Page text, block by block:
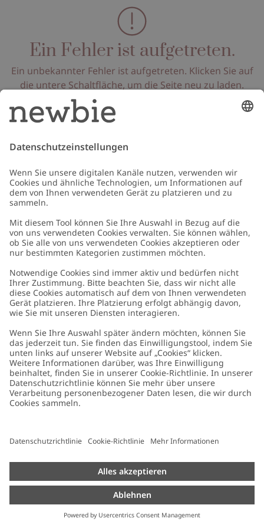
Ein Fehler ist aufgetreten.
Ein unbekannter Fehler ist aufgetreten. Klicken Sie auf
die untere Schaltfläche, um die Seite neu zu laden.
Seite neu laden